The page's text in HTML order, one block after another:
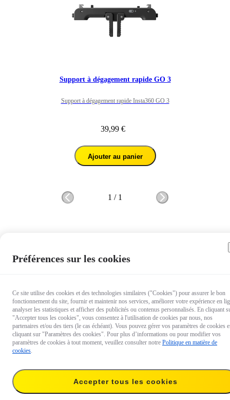
Support à dégagement rapide GO 3
Support à dégagement rapide Insta360 GO 3
39,99 €
Ajouter au panier
1 / 1
169 € Livrer à : Auvergne-
Expédition avant le 9 août, livraison estimée entre le 13 et le 15 août.
Préférences sur les cookies
Ce site utilise des cookies et des technologies similaires ("Cookies") pour assurer le bon
fonctionnement du site, fournir et maintenir nos services, améliorer votre expérience en
analyser les statistiques et afficher des publicités ou contenus personnalisés. En cliquant
"Accepter tous les cookies", vous consentez à l'utilisation de cookies par nous, nos
partenaires et/ou des tiers (le cas échéant). Vous pouvez gérer vos paramètres de cookies
cliquant sur "Paramètres des cookies". Pour plus d’informations ou pour modifier vos
paramètres de cookies à tout moment, veuillez consulter notre Politique en matière de
cookies.
Accepter tous les cookies